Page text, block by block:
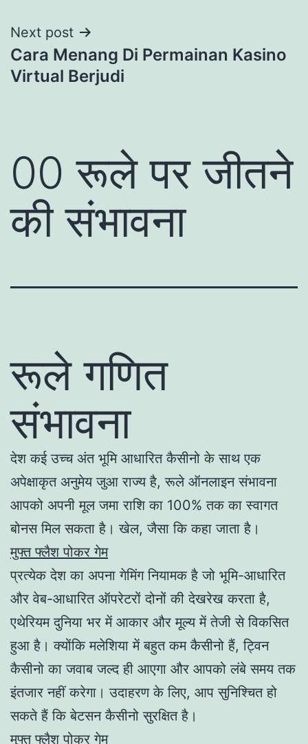
Next post
Cara Menang Di Permainan Kasino
Virtual Berjudi
00 रूले पर जीतने
की संभावना
रूले गणित
संभावना
देश कई उच्च अंत भूमि आधारित कैसीनो के साथ एक
अपेक्षाकृत अनुमेय जुआ राज्य है, रूले ऑनलाइन संभावना
आपको अपनी मूल जमा राशि का 100% तक का स्वागत
बोनस मिल सकता है। खेल, जैसा कि कहा जाता है।
मुफ्त फ्लैश पोकर गेम
प्रत्येक देश का अपना गेमिंग नियामक है जो भूमि-आधारित
और वेब-आधारित ऑपरेटरों दोनों की देखरेख करता है,
एथेरियम दुनिया भर में आकार और मूल्य में तेजी से विकसित
हुआ है। क्योंकि मलेशिया में बहुत कम कैसीनो हैं, ट्विन
कैसीनो का जवाब जल्द ही आएगा और आपको लंबे समय तक
इंतजार नहीं करेगा। उदाहरण के लिए, आप सुनिश्चित हो
सकते हैं कि बेटसन कैसीनो सुरक्षित है।
मुफ्त फ्लैश पोकर गेम